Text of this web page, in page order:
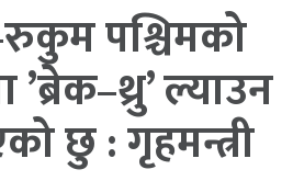
पश्चिमको
’ब्रेक–थ्रु’ ल्याउन
छु : गृहमन्त्री